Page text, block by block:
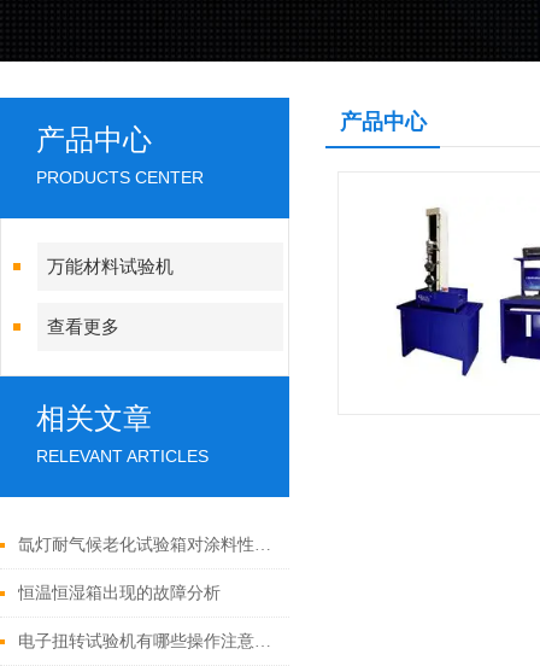
产品中心
PRODUCTS CENTER
万能材料试验机
查看更多
相关文章
RELEVANT ARTICLES
氙灯耐气候老化试验箱对涂料性能测试的影响
恒温恒湿箱出现的故障分析
电子扭转试验机有哪些操作注意事项？
产品中心